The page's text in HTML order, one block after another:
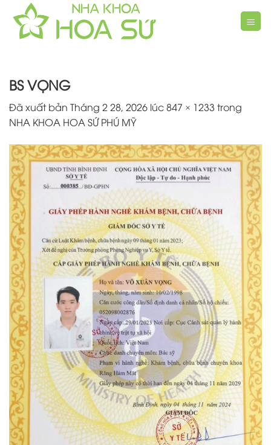
Chuyển
đến
BS VỌNG
Đã xuất bản Tháng 2 28, 2026 lúc847 × 1233 trong
NHA KHOA HOA SỨ PHÚ MỸ